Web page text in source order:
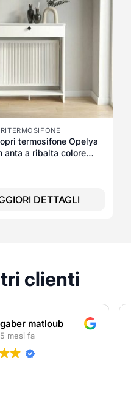
termosifone Opelya
anta a ribalta colore
DETTAGLI
clienti
gaber matloub
5 mesi fa